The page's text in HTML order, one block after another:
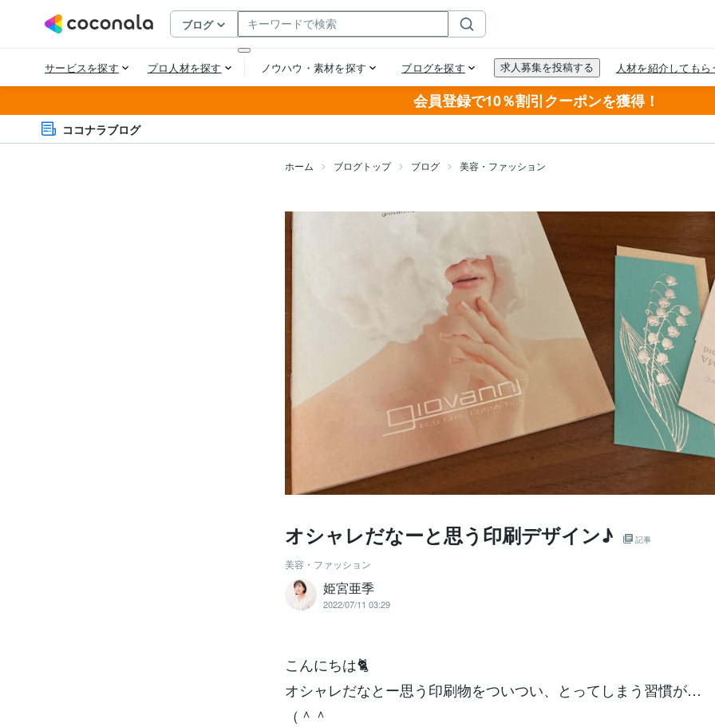
会員登録で10％割引クーポンを獲得！
ココナラブログ
ホーム ブログトップ ブログ 美容・ファッション
オシャレだなーと思う印刷デザイン♪ 記事
美容・ファッション
姫宮亜季
2022/07/11 03:29
こんにちは🐈
オシャレだなとー思う印刷物をついつい、とってしまう習慣が…
（＾＾